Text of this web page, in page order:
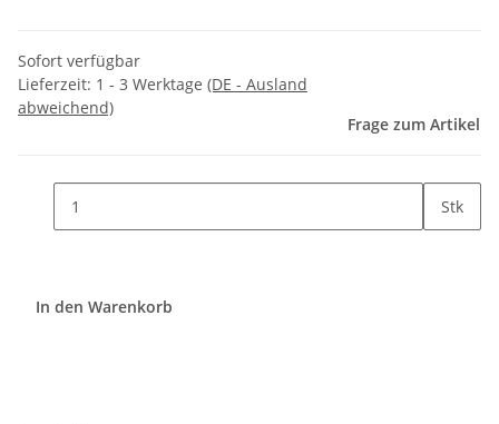
Sofort verfügbar
Lieferzeit: 1 - 3 Werktage (DE - Ausland
abweichend)
Frage zum Artikel
Stk
In den Warenkorb